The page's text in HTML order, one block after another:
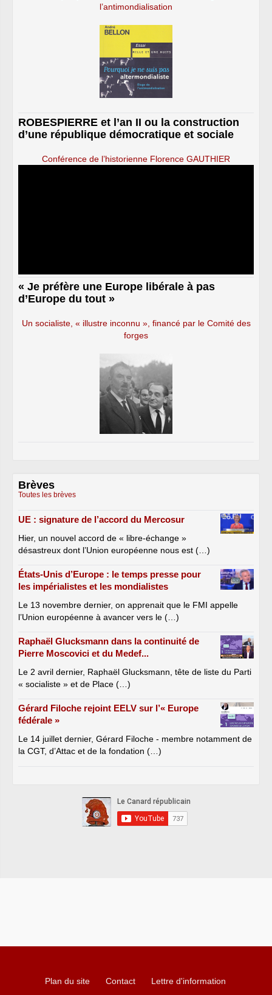
l’antimondialisation
ROBESPIERRE et l’an II ou la construction
d’une république démocratique et sociale
Conférence de l’historienne Florence GAUTHIER
« Je préfère une Europe libérale à pas
d’Europe du tout »
Un socialiste, « illustre inconnu », financé par le Comité des
forges
Brèves
Toutes les brèves
UE : signature de l’accord du Mercosur
Hier, un nouvel accord de « libre-échange »
désastreux dont l’Union européenne nous est (…)
États-Unis d’Europe : le temps presse pour
les impérialistes et les mondialistes
Le 13 novembre dernier, on apprenait que le FMI appelle
l’Union européenne à avancer vers le (…)
Raphaël Glucksmann dans la continuité de
Pierre Moscovici et du Medef...
Le 2 avril dernier, Raphaël Glucksmann, tête de liste du Parti
« socialiste » et de Place (…)
Gérard Filoche rejoint EELV sur l’« Europe
fédérale »
Le 14 juillet dernier, Gérard Filoche - membre notamment de
la CGT, d’Attac et de la fondation (…)
Plan du site Contact Lettre d'information